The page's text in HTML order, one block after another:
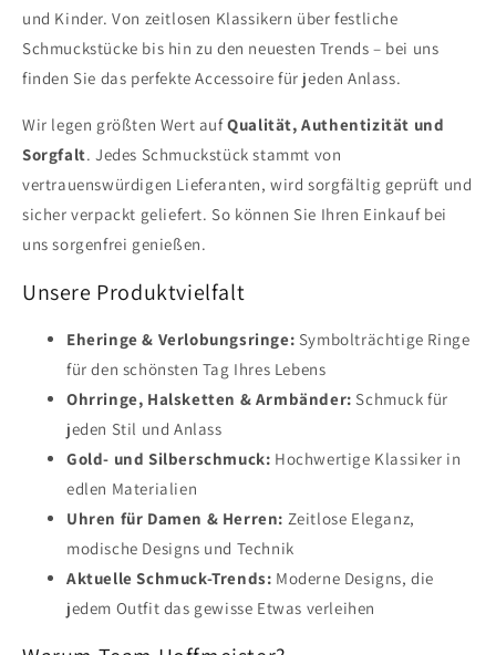
und Kinder. Von zeitlosen Klassikern über festliche
Schmuckstücke bis hin zu den neuesten Trends – bei uns
finden Sie das perfekte Accessoire für jeden Anlass.
Wir legen größten Wert aufQualität, Authentizität und
Sorgfalt. Jedes Schmuckstück stammt von
vertrauenswürdigen Lieferanten, wird sorgfältig geprüft und
sicher verpackt geliefert. So können Sie Ihren Einkauf bei
uns sorgenfrei genießen.
Unsere Produktvielfalt
Eheringe & Verlobungsringe: Symbolträchtige Ringe
für den schönsten Tag Ihres Lebens
Ohrringe, Halsketten & Armbänder: Schmuck für
jeden Stil und Anlass
Gold- und Silberschmuck: Hochwertige Klassiker in
edlen Materialien
Uhren für Damen & Herren: Zeitlose Eleganz,
modische Designs und Technik
Aktuelle Schmuck-Trends: Moderne Designs, die
jedem Outfit das gewisse Etwas verleihen